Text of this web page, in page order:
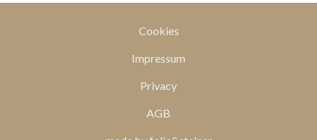
Cookies
Impressum
Privacy
AGB